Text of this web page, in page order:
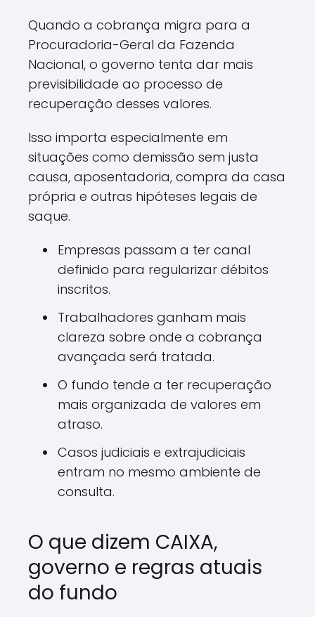
Quando a cobrança migra para a
Procuradoria-Geral da Fazenda
Nacional, o governo tenta dar mais
previsibilidade ao processo de
recuperação desses valores.
Isso importa especialmente em
situações como demissão sem justa
causa, aposentadoria, compra da casa
própria e outras hipóteses legais de
saque.
Empresas passam a ter canal
definido para regularizar débitos
inscritos.
Trabalhadores ganham mais
clareza sobre onde a cobrança
avançada será tratada.
O fundo tende a ter recuperação
mais organizada de valores em
atraso.
Casos judiciais e extrajudiciais
entram no mesmo ambiente de
consulta.
O que dizem CAIXA,
governo e regras atuais
do fundo